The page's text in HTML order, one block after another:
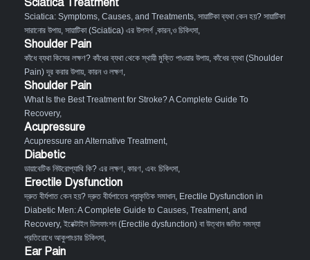
Sciatica Treatment
Sciatica: Symptoms, Causes, and Treatments, সায়াটিকা ব্যথা কেন হয়? সায়াটিকা
সারানোর উপায়, সায়াটিকা (Sciatica) এর উপসর্গ ,কারন,ও চিকিৎসা,
Shoulder Pain
কাঁধে ব্যথা কিসের লক্ষণ? কাঁধের ব্যথা থেকে স্থায়ী মুক্তি পাওয়ার উপায়, কাঁধের ব্যথা (Shoulder
Pain) দূর করার উপায়, কারন ও লক্ষণ,
Shoulder Pain
What Is the Best Treatment for Stroke? A Complete Guide To
Recovery,
Acupressure
Acupressure an Alternative Treatment,
Diabetic
ডায়াবেটিক নিউরোপ্যাথি কি? এর লক্ষণ, কারণ, এবং চিকিৎসা,
Erectile Dysfunction
দ্রুত বীর্যপাত কেন হয়? দ্রুত বীর্যপাতের প্রাকৃতিক সমাধান, Erectile Dysfunction in
Diabetic Men: A Complete Guide to Causes, Treatment, and
Recovery, ইরেক্টাইল ডিসফাংশন (Erectile dysfunction) বা উত্থান জনিত সমস্যা
প্রতিরোধে আকুপাংচার চিকিৎসা,
Ear Pain